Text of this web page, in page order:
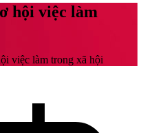
hội việc làm
việc làm trong xã hội